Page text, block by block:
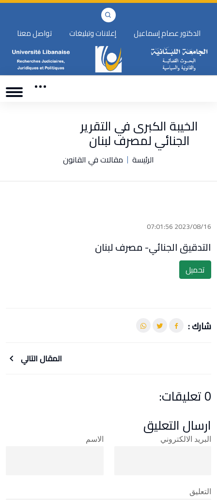
الدكتور عصام إسماعيل إعلانات وتبليغات تواصل معنا
الخيبة الكبرى في التقرير
الجنائي لمصرف لبنان
الرئيسة مقالات في القانون
2023/08/16 07:01:56
التدقيق الجنائي- مصرف لبنان
تحميل
شارك :
المقال التالي
0 تعليقات:
ارسال التعليق
الاسم البريد الالكتروني
التعليق